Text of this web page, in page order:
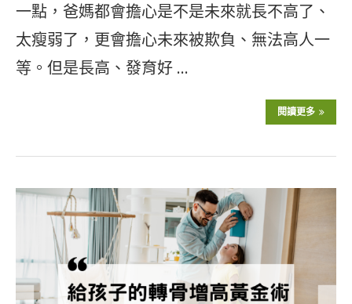
一點，爸媽都會擔心是不是未來就長不高了、
太瘦弱了，更會擔心未來被欺負、無法高人一
等。但是長高、發育好 …
閱讀更多